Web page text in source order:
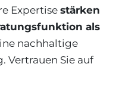
Expertise stärken
als
nachhaltige
Vertrauen Sie auf